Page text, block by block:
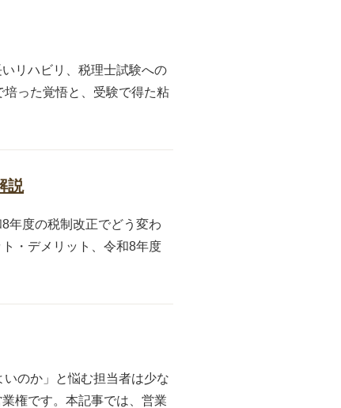
リハビリ、税理士試験への
った覚悟と、受験で得た粘
説
年度の税制改正でどう変わ
・デメリット、令和8年度
のか」と悩む担当者は少な
権です。本記事では、営業